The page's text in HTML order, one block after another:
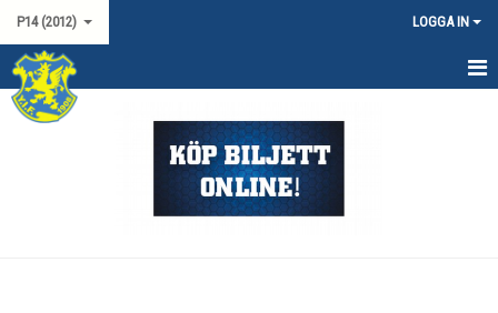
P14 (2012) LOGGA IN
HEM